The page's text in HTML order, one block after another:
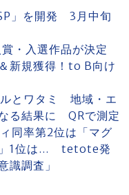
」を開発 3月中旬
賞・入選作品が決定
新規獲得！to B向け
ルとワタミ 地域・エ
る結果に QRで測定
同率第2位は「マグ
」1位は… tetote発
識調査」